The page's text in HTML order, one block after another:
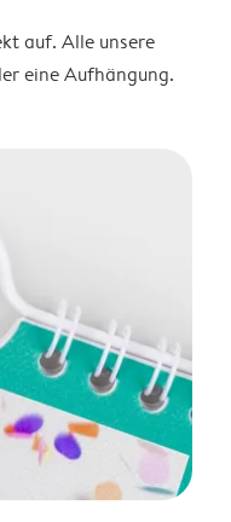
auf. Alle unsere
eine Aufhängung.